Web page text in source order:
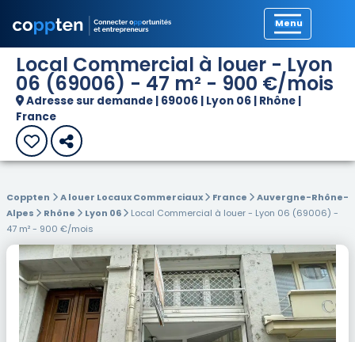
Local Commercial à louer - Lyon
06 (69006) - 47 m² - 900 €/mois
Adresse sur demande | 69006 | Lyon 06 | Rhône |
France
Coppten A louer Locaux Commerciaux France
Auvergne-Rhône-
Alpes
Rhône Lyon 06
Local Commercial à louer - Lyon 06 (69006) -
47 m² - 900 €/mois